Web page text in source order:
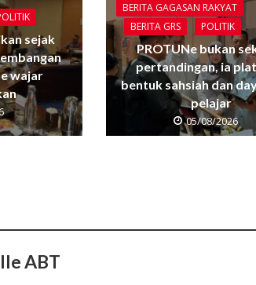
sejak
wajar
BERITA GAGASAN RAKYAT
BERITA GRS
POLITIK
PROTUNe bukan
pertandingan, ia
bentuk sahsiah dan
pelajar
05/08/2026
ABT